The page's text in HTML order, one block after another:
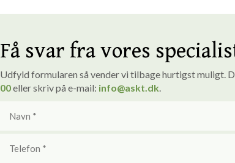
Få svar fra vores
Udfyld formularen så vender vi tilbage hurtigst muligt.
00eller skriv på e-mail: info@askt.dk​.